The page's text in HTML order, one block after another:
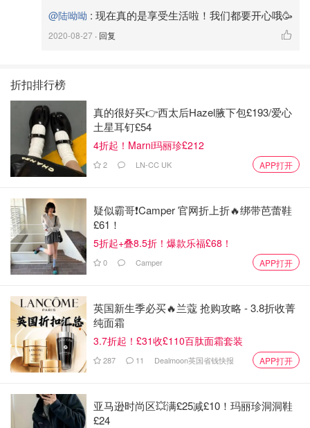
2018年的夏天鬼使神差地买了贵阳花溪的一个两室两厅
一卫的房子。到底是什么原因让买白菜🥬都东挑西选的
我买房子那么果断利落？
我仔细回想：缘分、似曾相识、林荫大道、花溪美丽的
名字、阳光、空气和水、凉爽的天气、淳朴的民风。
虽然是老破小的二手房，但却是我灵魂歇息的地方。
燃烧吧盛夏—13。
@陆呦呦 : 现在真的是享受生活啦！我们都要开心哦🥳
2020-08-27 · 回复
折扣排行榜
真的很好买👉西太后Hazel腋下包£193/爱心
土星耳钉£54
4折起！Marni玛丽珍£212
2 LN-CC UK APP打开
疑似霸哥❗️Camper 官网折上折🔥绑带芭蕾鞋
£61！
5折起+叠8.5折！爆款乐福£68！
0 Camper APP打开
英国新生季必买🔥兰蔻 抢购攻略 - 3.8折收菁
纯面霜
3.7折起！£31收£110百肽面霜套装
287 11 Dealmoon英国省钱快报 APP打开
亚马逊时尚区💥满£25减£10！玛丽珍洞洞鞋
£24